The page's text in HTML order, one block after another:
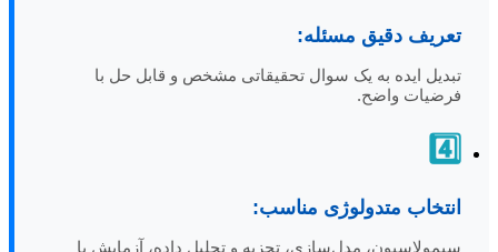
تعریف دقیق مسئله:
تبدیل ایده به یک سوال تحقیقاتی مشخص و قابل حل با
فرضیات واضح.
4️⃣
انتخاب متدولوژی مناسب:
سیمولاسیون، مدل‌سازی، تجزیه و تحلیل داده، آزمایش یا